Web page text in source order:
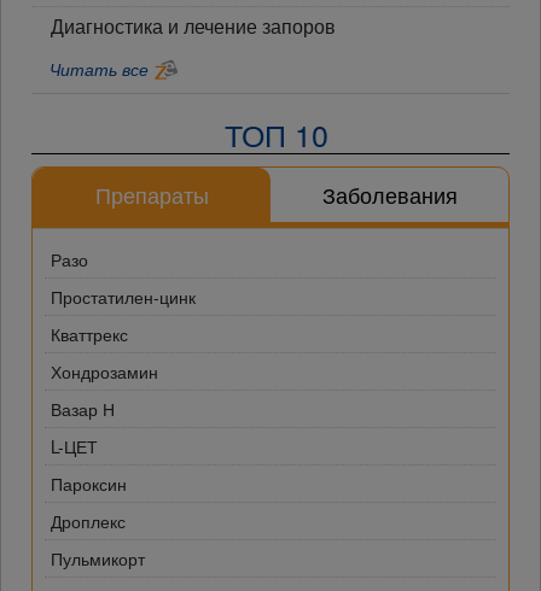
Диагностика и лечение запоров
Читать все
ТОП 10
Препараты Заболевания
Разо
Простатилен-цинк
Кваттрекс
Хондрозамин
Вазар Н
L-ЦЕТ
Пароксин
Дроплекс
Пульмикорт